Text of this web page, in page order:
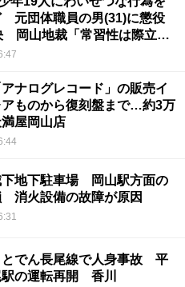
元団体職員の男(31)に懲役
岡山地裁「常習性は際立っ
果も非常に重い」
ナログレコード」の販売イ
ものから復刻盤まで…約3万
屋岡山店
下地下駐車場 岡山駅方面の
消火設備の故障が原因
とでん長尾線で人身事故 平
の運転再開 香川